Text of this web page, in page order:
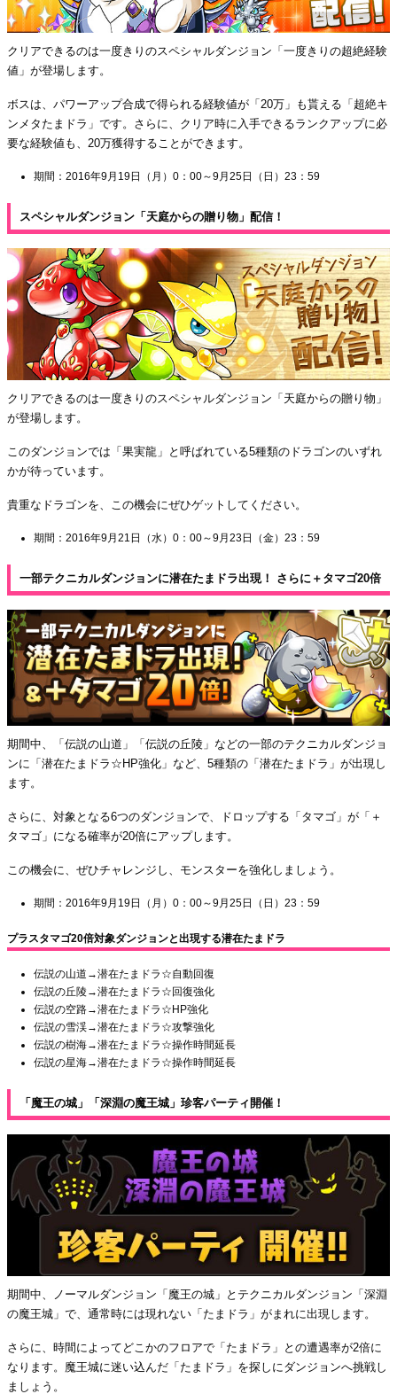
クリアできるのは一度きりのスペシャルダンジョン「一度きりの超絶経験
値」が登場します。
ボスは、パワーアップ合成で得られる経験値が「20万」も貰える「超絶キ
ンメタたまドラ」です。さらに、クリア時に入手できるランクアップに必
要な経験値も、20万獲得することができます。
期間：2016年9月19日（月）0：00～9月25日（日）23：59
スペシャルダンジョン「天庭からの贈り物」配信！
クリアできるのは一度きりのスペシャルダンジョン「天庭からの贈り物」
が登場します。
このダンジョンでは「果実龍」と呼ばれている5種類のドラゴンのいずれ
かが待っています。
貴重なドラゴンを、この機会にぜひゲットしてください。
期間：2016年9月21日（水）0：00～9月23日（金）23：59
一部テクニカルダンジョンに潜在たまドラ出現！ さらに＋タマゴ20倍
期間中、「伝説の山道」「伝説の丘陵」などの一部のテクニカルダンジョ
ンに「潜在たまドラ☆HP強化」など、5種類の「潜在たまドラ」が出現し
ます。
さらに、対象となる6つのダンジョンで、ドロップする「タマゴ」が「＋
タマゴ」になる確率が20倍にアップします。
この機会に、ぜひチャレンジし、モンスターを強化しましょう。
期間：2016年9月19日（月）0：00～9月25日（日）23：59
プラスタマゴ20倍対象ダンジョンと出現する潜在たまドラ
伝説の山道→潜在たまドラ☆自動回復
伝説の丘陵→潜在たまドラ☆回復強化
伝説の空路→潜在たまドラ☆HP強化
伝説の雪渓→潜在たまドラ☆攻撃強化
伝説の樹海→潜在たまドラ☆操作時間延長
伝説の星海→潜在たまドラ☆操作時間延長
「魔王の城」「深淵の魔王城」珍客パーティ開催！
期間中、ノーマルダンジョン「魔王の城」とテクニカルダンジョン「深淵
の魔王城」で、通常時には現れない「たまドラ」がまれに出現します。
さらに、時間によってどこかのフロアで「たまドラ」との遭遇率が2倍に
なります。魔王城に迷い込んだ「たまドラ」を探しにダンジョンへ挑戦し
ましょう。